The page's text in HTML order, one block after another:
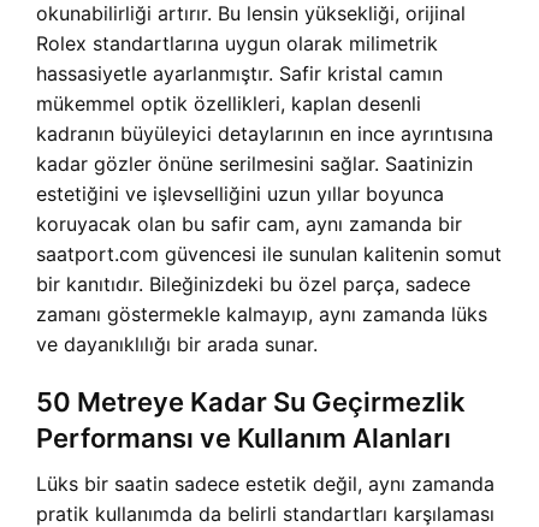
okunabilirliği artırır. Bu lensin yüksekliği, orijinal
Rolex standartlarına uygun olarak milimetrik
hassasiyetle ayarlanmıştır. Safir kristal camın
mükemmel optik özellikleri, kaplan desenli
kadranın büyüleyici detaylarının en ince ayrıntısına
kadar gözler önüne serilmesini sağlar. Saatinizin
estetiğini ve işlevselliğini uzun yıllar boyunca
koruyacak olan bu safir cam, aynı zamanda bir
saatport.com güvencesi ile sunulan kalitenin somut
bir kanıtıdır. Bileğinizdeki bu özel parça, sadece
zamanı göstermekle kalmayıp, aynı zamanda lüks
ve dayanıklılığı bir arada sunar.
50 Metreye Kadar Su Geçirmezlik
Performansı ve Kullanım Alanları
Lüks bir saatin sadece estetik değil, aynı zamanda
pratik kullanımda da belirli standartları karşılaması